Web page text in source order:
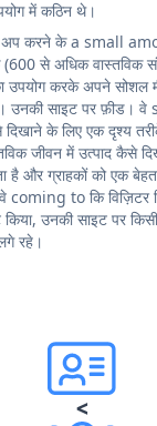
में कठिन थे।
अप करने के a small
से अधिक वास्तविक
करके अपने सोशल
उनकी साइट पर फ़ीड।
दिखाने के लिए एक दृश्य
जीवन में उत्पाद कैसे
है और ग्राहकों को एक
coming to कि विज़िटर
उनकी साइट पर
रहे।
<